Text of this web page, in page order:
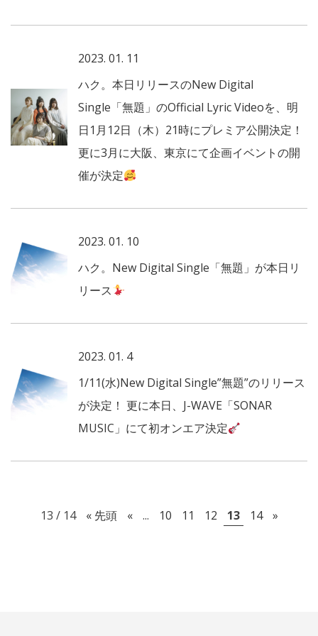
2023. 01. 11
ハク。本日リリースのNew Digital
Single「無題」のOfficial Lyric Videoを、明
日1月12日（木）21時にプレミア公開決定！
更に3月に大阪、東京にて企画イベントの開
催が決定
2023. 01. 10
ハク。New Digital Single「無題」が本日リ
リース
2023. 01. 4
1/11(水)New Digital Single”無題”のリリース
が決定！ 更に本日、J-WAVE「SONAR
MUSIC」にて初オンエア決定
13 / 14 « 先頭 « ... 10 11 12 13 14 »